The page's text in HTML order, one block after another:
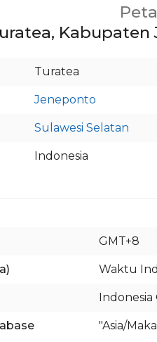
Peta
Turatea
Jeneponto
Sulawesi Selatan
Indonesia
GMT+8
Waktu
Indonesia
"Asia/